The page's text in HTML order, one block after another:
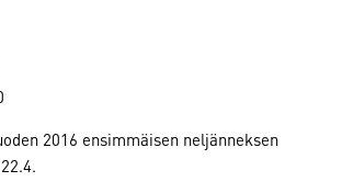
2016 ensimmäisen neljänneksen